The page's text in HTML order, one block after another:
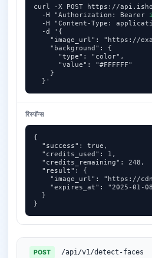
curl -X POST https://
  -H "Authorization: Bearer
-H "Content-Type:
  -d '{
"image_url": "https://
    "background": {
      "type": "color",
      "value": "#FFFFFF"
    }
  }'
रिस्पॉन्स
{
  "success": true,
  "credits_used": 1,
  "credits_remaining": 248,
  "result": {
"image_url": "https://
"expires_at": "2025-01-
  }
}
POST /api/v1/detect-faces